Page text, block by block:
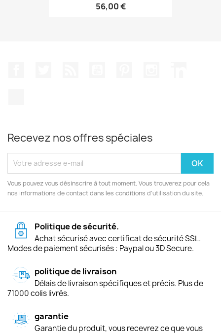
56,00 €
Recevez nos offres spéciales
Vous pouvez vous désinscrire à tout moment. Vous trouverez pour cela
nos informations de contact dans les conditions d'utilisation du site.
Politique de sécurité.
Achat sécurisé avec certificat de sécurité SSL.
Modes de paiement sécurisés : Paypal ou 3D Secure.
politique de livraison
Délais de livraison spécifiques et précis. Plus de
71000 colis livrés.
garantie
Garantie du produit, vous recevrez ce que vous